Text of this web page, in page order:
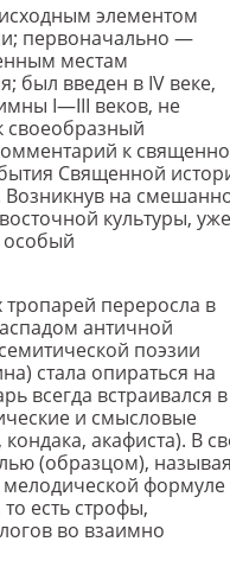
элементом
первоначально —
местам
был введен в IV веке,
I—III веков, не
своеобразный
к
Священной
Возникнув на
культуры,
особый
переросла в
античной
поэзии
стала опираться на
всегда встраивался в
и смысловые
кондака, акафиста). В
(образцом),
формуле
есть строфы,
во взаимно